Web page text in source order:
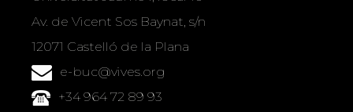
Av. de Vicent Sos Baynat, s/n
12071 Castelló de la Plana
e-buc@vives.org
+34 964 72 89 93